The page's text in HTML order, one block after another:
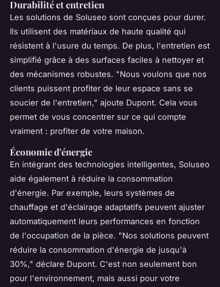
Durabilité et entretien
Les solutions de Soluseo sont conçues pour durer.
Ils utilisent des matériaux de haute qualité qui
résistent à l'usure du temps. De plus, l'entretien est
simplifié grâce à des surfaces faciles à nettoyer et
des mécanismes robustes. "Nous voulons que nos
clients puissent profiter de leur espace sans se
soucier de l'entretien," ajoute Dupont. Cela vous
permet de vous concentrer sur ce qui compte
vraiment : profiter de votre maison.
Économie d'énergie
En intégrant des technologies intelligentes, Soluseo
aide également à réduire la consommation
d'énergie. Par exemple, leurs systèmes de
chauffage et d'éclairage adaptatifs peuvent ajuster
automatiquement leurs performances en fonction
de l'occupation de la pièce. "Nos solutions peuvent
réduire la consommation d'énergie de jusqu'à
30%," déclare Dupont. C'est non seulement bon
pour l'environnement, mais aussi pour votre